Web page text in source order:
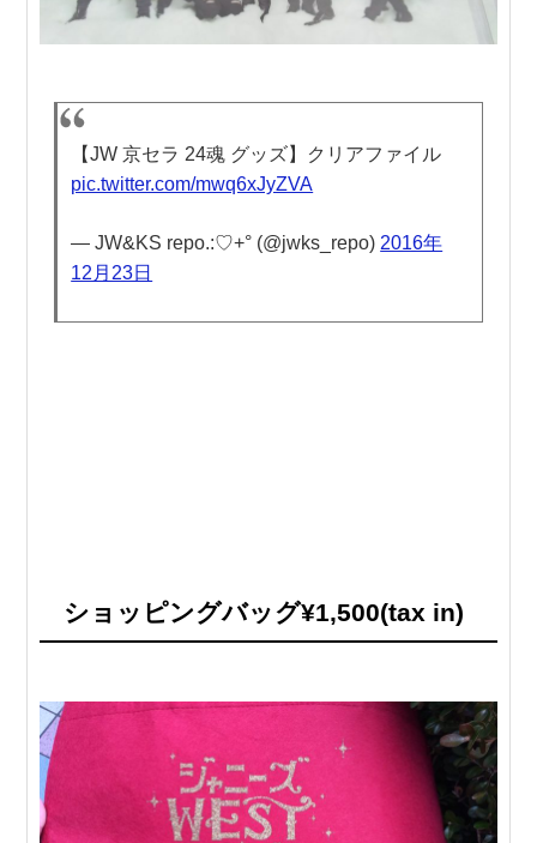
【JW 京セラ 24魂 グッズ】クリアファイル
pic.twitter.com/mwq6xJyZVA
— JW&KS repo.:♡+° (@jwks_repo)2016年
12月23日
ショッピングバッグ¥1,500(tax in)